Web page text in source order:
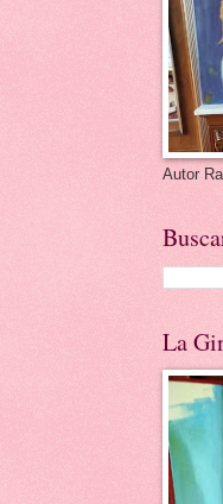
Autor
La